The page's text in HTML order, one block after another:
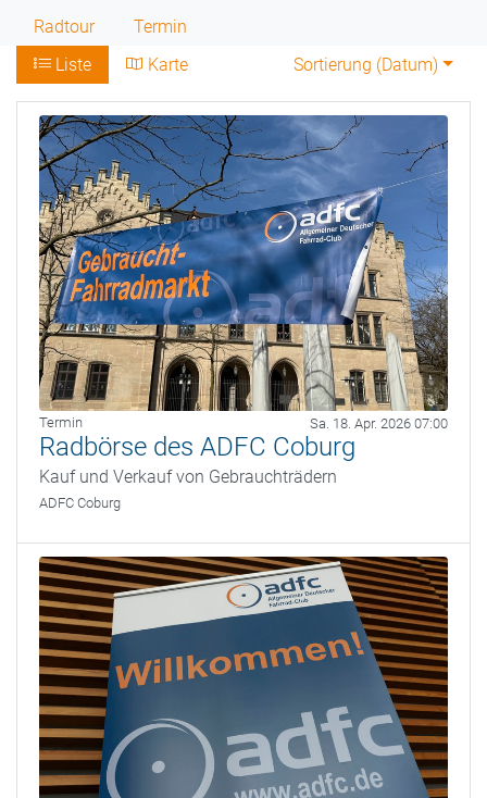
Radtour
Termin
Liste
Karte Sortierung (Datum)
Termin Sa. 18. Apr. 2026 07:00
Radbörse des ADFC Coburg
Kauf und Verkauf von Gebrauchträdern
ADFC Coburg